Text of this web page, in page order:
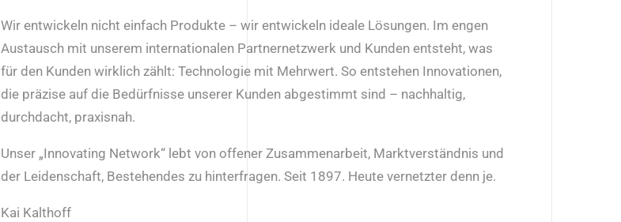
Wir entwickeln nicht einfach Produkte – wir entwickeln ideale Lösungen. Im engen
Austausch mit unserem internationalen Partnernetzwerk und Kunden entsteht, was
für den Kunden wirklich zählt: Technologie mit Mehrwert. So entstehen Innovationen,
die präzise auf die Bedürfnisse unserer Kunden abgestimmt sind – nachhaltig,
durchdacht, praxisnah.
Unser „Innovating Network“ lebt von offener Zusammenarbeit, Marktverständnis und
der Leidenschaft, Bestehendes zu hinterfragen. Seit 1897. Heute vernetzter denn je.
Kai Kalthoff